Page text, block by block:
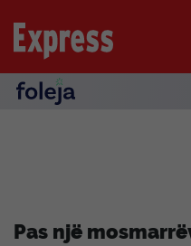
Pas një